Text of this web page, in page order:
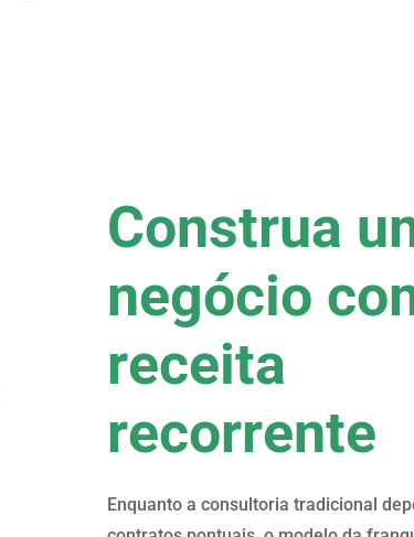
Construa
negócio
receita
recorrente
Enquanto a consultoria tradicional